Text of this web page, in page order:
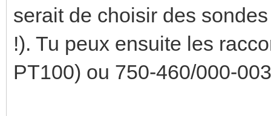
serait de choisir des
!). Tu peux ensuite les
PT100) ou 750-460/000-